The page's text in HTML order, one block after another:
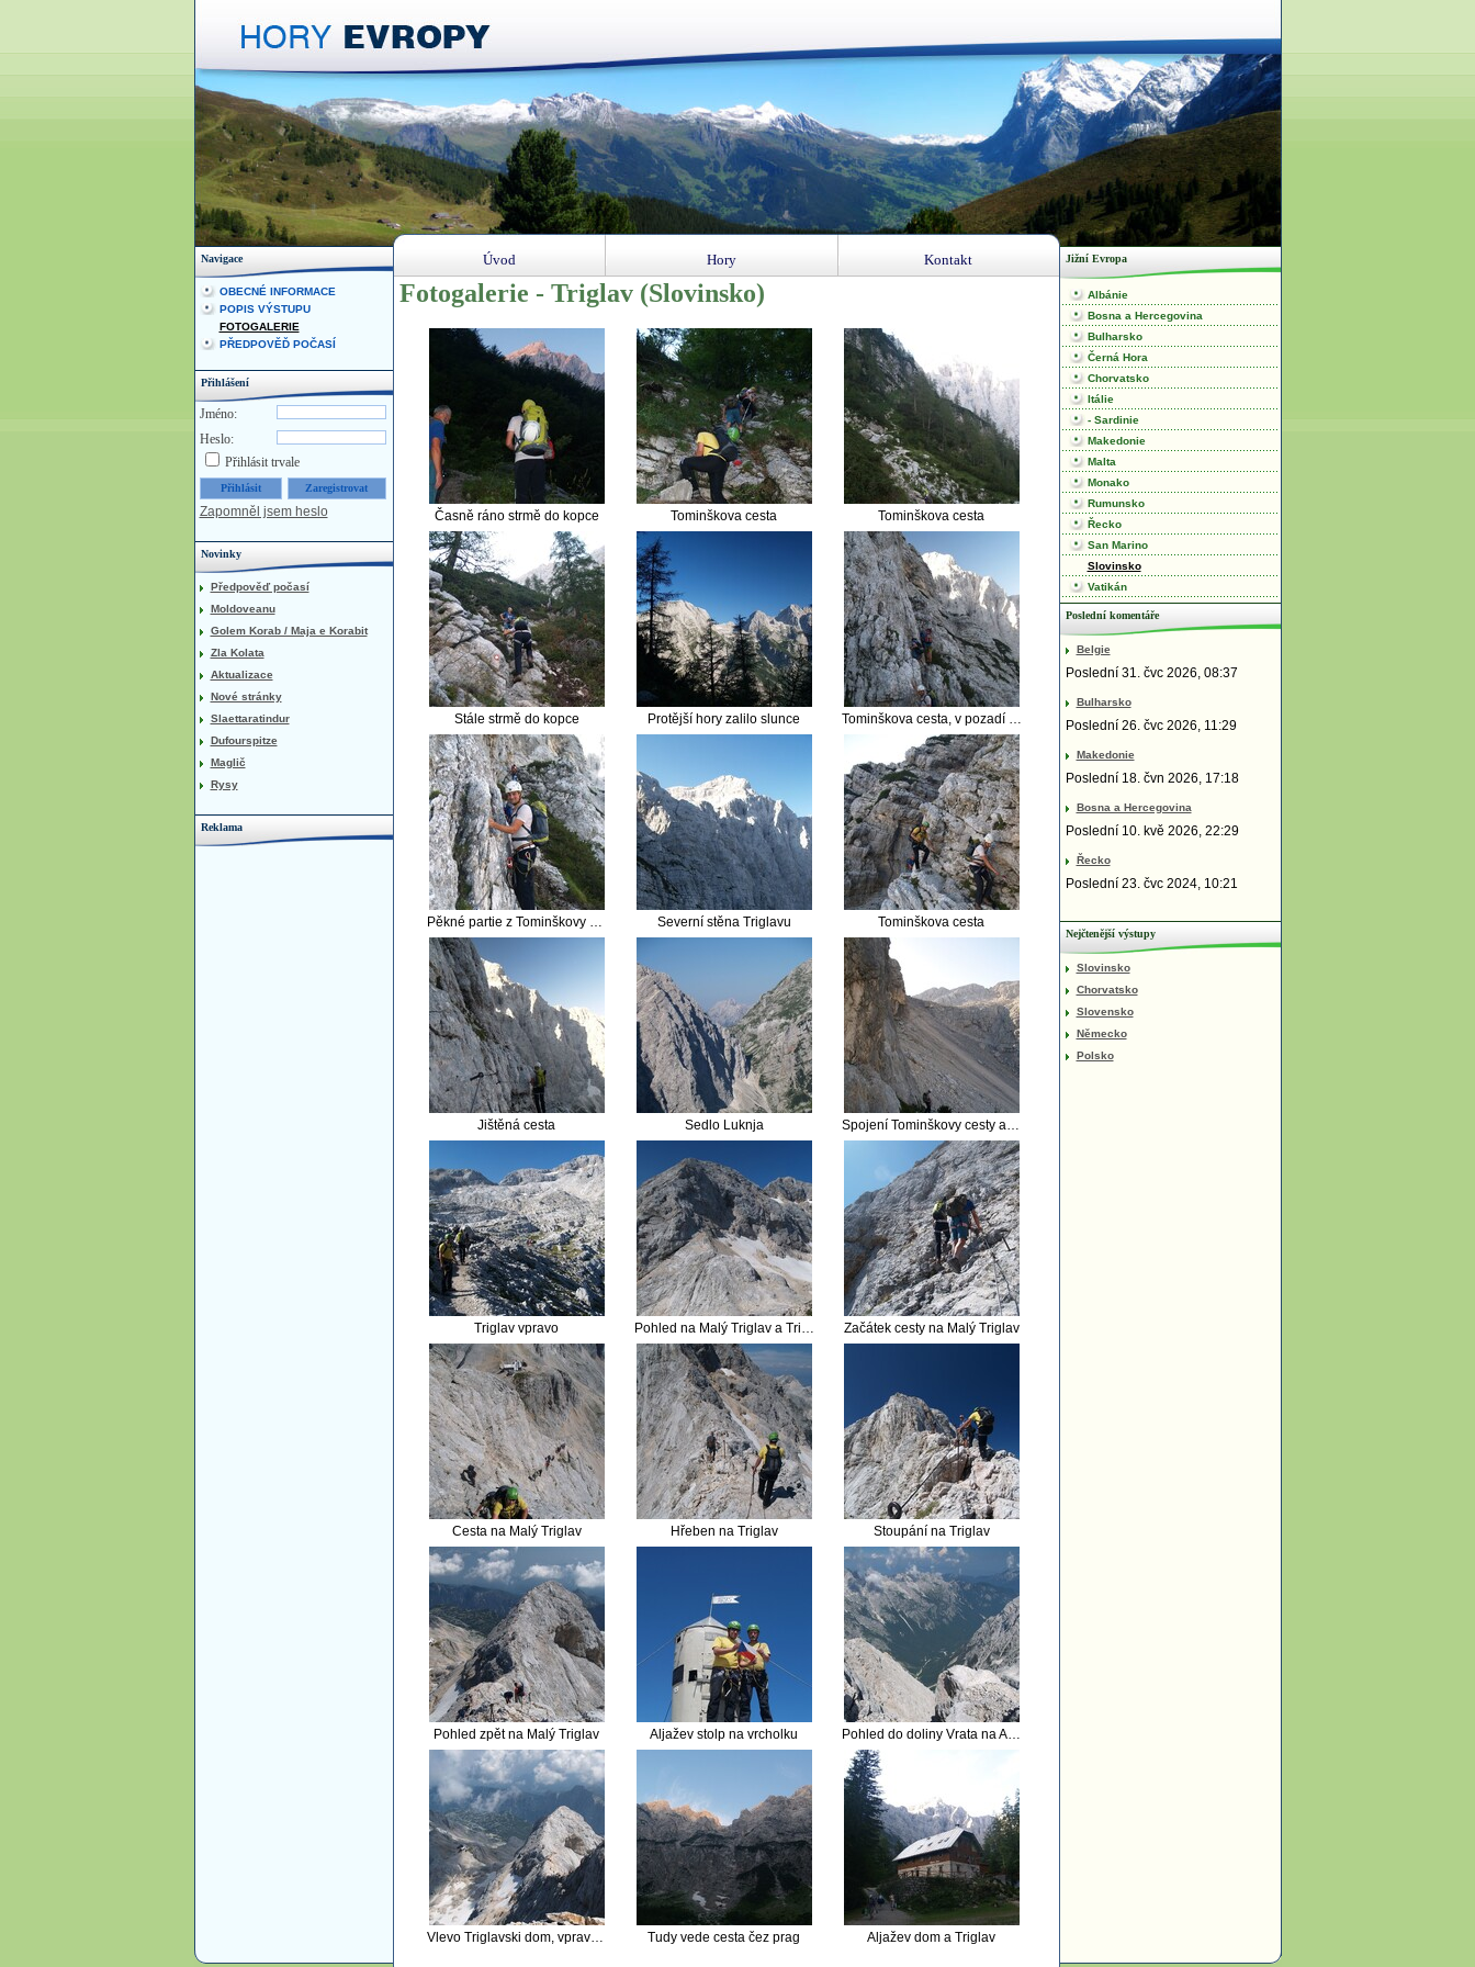
Fotogalerie - Triglav (Slovinsko)
Časně ráno strmě do kopce Tominškova cesta Tominškova cesta
Stále strmě do kopce Protější hory zalilo slunce Tominškova cesta, v pozadí Trilgav
Pěkné partie z Tominškovy cesty Severní stěna Triglavu Tominškova cesta
Jištěná cesta Sedlo Luknja Spojení Tominškovy cesty a cesty čez prag
Triglav vpravo Pohled na Malý Triglav a Triglav od chaty Triglavski dom Začátek cesty na Malý Triglav
Cesta na Malý Triglav Hřeben na Triglav Stoupání na Triglav
Pohled zpět na Malý Triglav Aljažev stolp na vrcholku Pohled do doliny Vrata na Aljažev dom
Vlevo Triglavski dom, vpravo Malý Triglav Tudy vede cesta čez prag Aljažev dom a Triglav
Navigace
OBECNÉ INFORMACE
POPIS VÝSTUPU
FOTOGALERIE
PŘEDPOVĚĎ POČASÍ
Přihlášení
Jméno:
Heslo:
Přihlásit trvale
Zapomněl jsem heslo
Novinky
Předpověď počasí
Moldoveanu
Golem Korab / Maja e Korabit
Zla Kolata
Aktualizace
Nové stránky
Slaettaratindur
Dufourspitze
Maglič
Rysy
Reklama
Jižní Evropa
Albánie
Bosna a Hercegovina
Bulharsko
Černá Hora
Chorvatsko
Itálie
- Sardinie
Makedonie
Malta
Monako
Rumunsko
Řecko
San Marino
Slovinsko
Vatikán
Poslední komentáře
Belgie
Poslední 31. čvc 2026, 08:37
Bulharsko
Poslední 26. čvc 2026, 11:29
Makedonie
Poslední 18. čvn 2026, 17:18
Bosna a Hercegovina
Poslední 10. kvě 2026, 22:29
Řecko
Poslední 23. čvc 2024, 10:21
Nejčtenější výstupy
Slovinsko
Chorvatsko
Slovensko
Německo
Polsko
Úvod Hory Kontakt